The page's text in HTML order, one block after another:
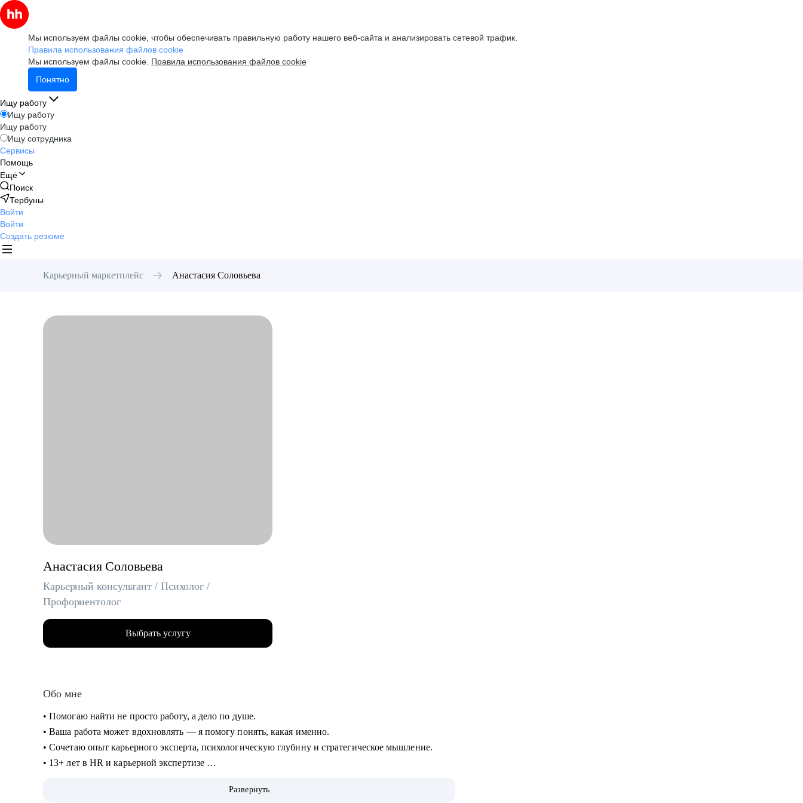
Мы используем файлы cookie, чтобы обеспечивать правильную работу нашего веб-сайта и анализировать сетевой трафик.
Правила использования файлов cookie
Мы используем файлы cookie. Правила использования файлов cookie
Понятно
Ищу работу
Ищу работу
Ищу работу
Ищу сотрудника
Сервисы
Помощь
Ещё
Поиск
Тербуны
Войти
Войти
Создать резюме
Карьерный маркетплейс Анастасия Соловьева
Анастасия Соловьева
Карьерный консультант / Психолог /
Профориентолог
Выбрать услугу
Обо мне
• Помогаю найти не просто работу, а дело по душе.
• Ваша работа может вдохновлять — я помогу понять, какая именно.
• Сочетаю опыт карьерного эксперта, психологическую глубину и стратегическое мышление.
• 13+ лет в HR и карьерной экспертизе
Развернуть